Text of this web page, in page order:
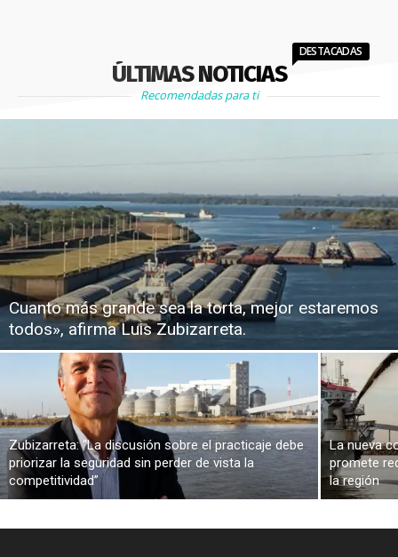
ÚLTIMAS NOTICIAS
DESTACADAS
Recomendadas para ti
Cuanto más grande sea la torta, mejor estaremos
todos», afirma Luis Zubizarreta.
Zubizarreta: “La discusión sobre el practicaje debe
priorizar la seguridad sin perder de vista la
competitividad”
La nueva
promete
la región